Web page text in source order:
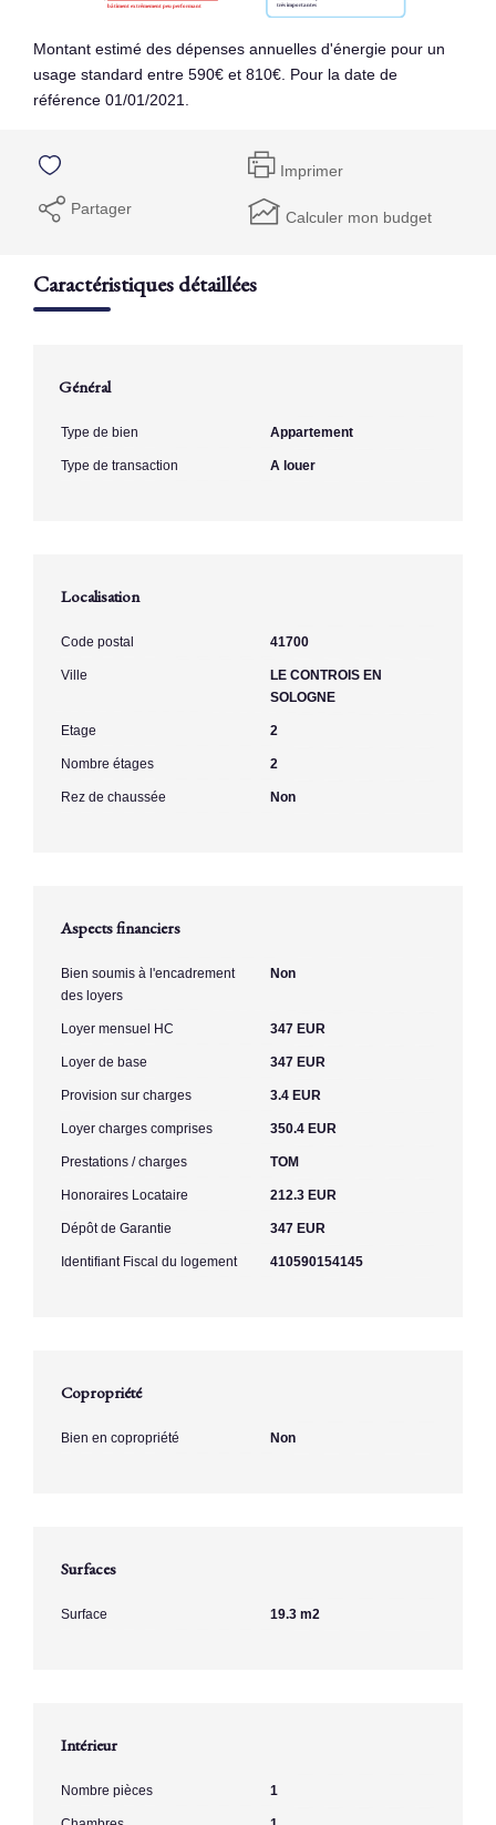
Montant estimé des dépenses annuelles d'énergie pour un
usage standard entre 590€ et 810€. Pour la date de
référence 01/01/2021.
Imprimer
Partager Calculer mon budget
Caractéristiques détaillées
Général
Type de bien Appartement
Type de transaction A louer
Localisation
Code postal 41700
Ville
LE CONTROIS EN
SOLOGNE
Etage 2
Nombre étages 2
Rez de chaussée Non
Aspects financiers
Bien soumis à l'encadrement
des loyers
Non
Loyer mensuel HC 347 EUR
Loyer de base 347 EUR
Provision sur charges 3.4 EUR
Loyer charges comprises 350.4 EUR
Prestations / charges TOM
Honoraires Locataire 212.3 EUR
Dépôt de Garantie 347 EUR
Identifiant Fiscal du logement 410590154145
Copropriété
Bien en copropriété Non
Surfaces
Surface 19.3 m2
Intérieur
Nombre pièces 1